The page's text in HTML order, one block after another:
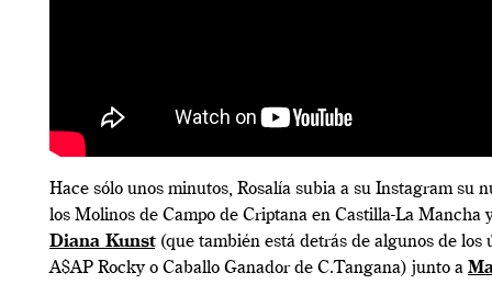
Hace sólo unos minutos, Rosalía subia a su Instagram su
los Molinos de Campo de Criptana en Castilla-La Mancha
Diana Kunst(que también está detrás de algunos de los
A$AP Rocky o Caballo Ganador de C.Tangana) junto a